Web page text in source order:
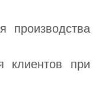
производства
клиентов при